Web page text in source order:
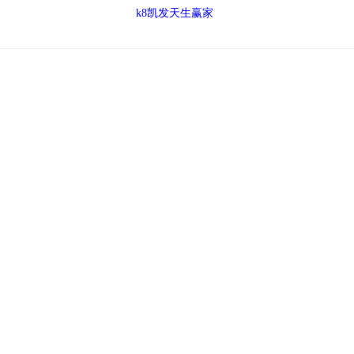
k8凯发天生赢家